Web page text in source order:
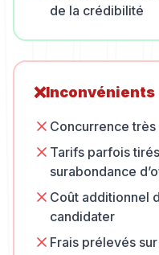
de la crédibilité
❌Inconvénients
Concurrence
Tarifs parfois
surabondance
Coût additionnel
candidater
Frais prélevés